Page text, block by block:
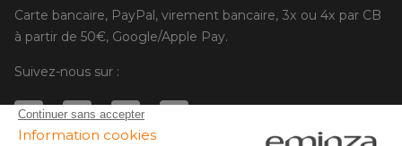
Carte bancaire, PayPal, virement bancaire, 3x ou 4x par CB
à partir de 50€, Google/Apple Pay.
Suivez-nous sur :